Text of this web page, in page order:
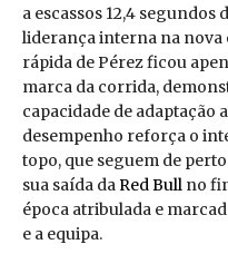
a escassos 12,4
liderança interna na nova
rápida de Pérez ficou
marca da corrida,
capacidade de adaptação
desempenho reforça o
topo, que seguem de
sua saída daRed Bull no
época atribulada e
e a equipa.